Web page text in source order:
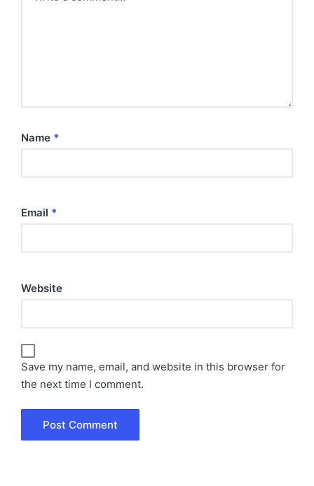
Name *
Email *
Website
Save my name, email, and website in this browser for
the next time I comment.